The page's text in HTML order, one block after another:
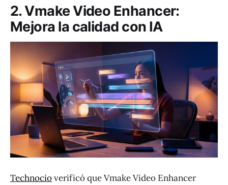
2. Vmake Video Enhancer:
Mejora la calidad con IA
Technocioverificó que Vmake Video Enhancer